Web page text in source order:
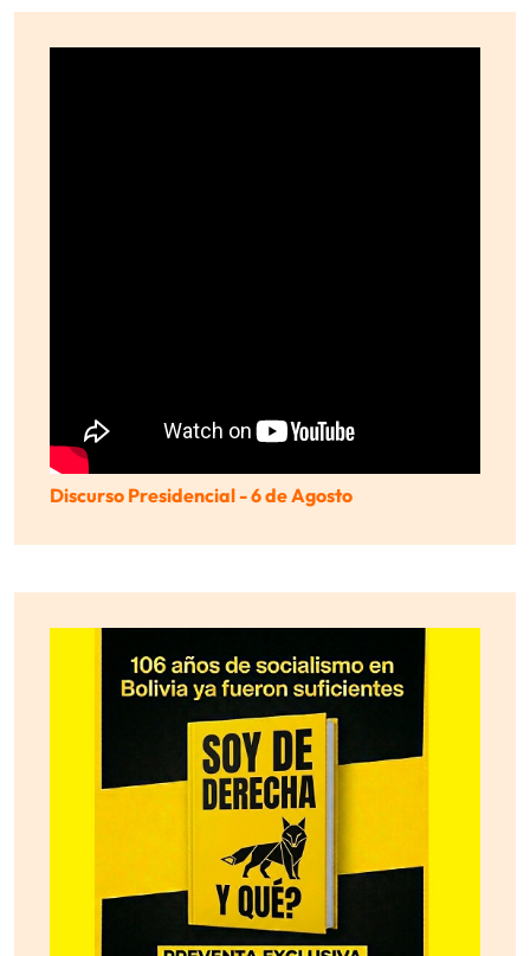
Discurso Presidencial - 6 de Agosto